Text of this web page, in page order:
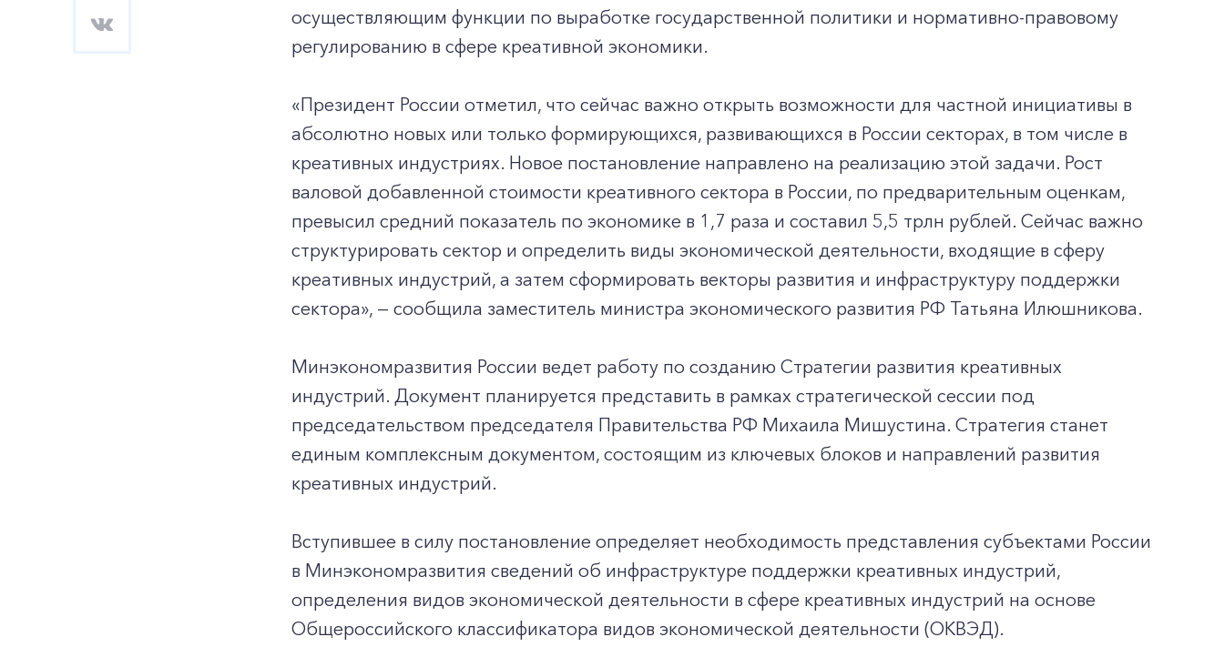
осуществляющим функции по выработке государственной политики и нормативно-правовому
регулированию в сфере креативной экономики.
«Президент России отметил, что сейчас важно открыть возможности для частной инициативы в
абсолютно новых или только формирующихся, развивающихся в России секторах, в том числе в
креативных индустриях. Новое постановление направлено на реализацию этой задачи. Рост
валовой добавленной стоимости креативного сектора в России, по предварительным оценкам,
превысил средний показатель по экономике в 1,7 раза и составил 5,5 трлн рублей. Сейчас важно
структурировать сектор и определить виды экономической деятельности, входящие в сферу
креативных индустрий, а затем сформировать векторы развития и инфраструктуру поддержки
сектора», — сообщила заместитель министра экономического развития РФ Татьяна Илюшникова.
Минэкономразвития России ведет работу по созданию Стратегии развития креативных
индустрий. Документ планируется представить в рамках стратегической сессии под
председательством председателя Правительства РФ Михаила Мишустина. Стратегия станет
единым комплексным документом, состоящим из ключевых блоков и направлений развития
креативных индустрий.
Вступившее в силу постановление определяет необходимость представления субъектами России
в Минэкономразвития сведений об инфраструктуре поддержки креативных индустрий,
определения видов экономической деятельности в сфере креативных индустрий на основе
Общероссийского классификатора видов экономической деятельности (ОКВЭД).